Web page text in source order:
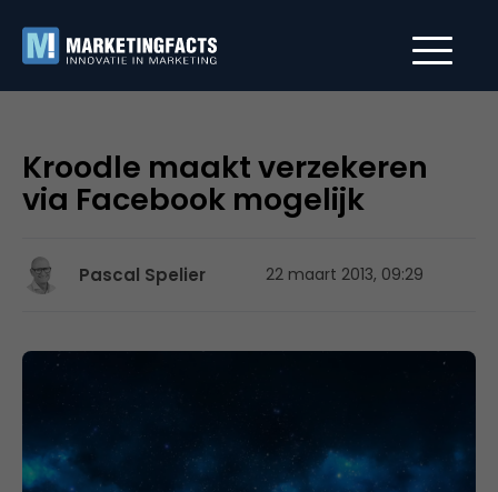
Kroodle maakt verzekeren
via Facebook mogelijk
Pascal Spelier 22 maart 2013, 09:29